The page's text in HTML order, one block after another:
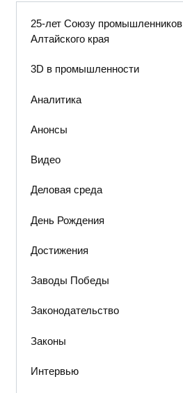
25-лет Союзу промышленников
Алтайского края
3D в промышленности
Аналитика
Анонсы
Видео
Деловая среда
День Рождения
Достижения
Заводы Победы
Законодательство
Законы
Интервью